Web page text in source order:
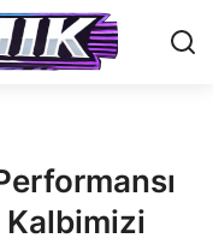
Kalbimizi